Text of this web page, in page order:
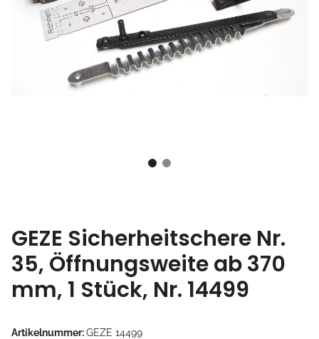
GEZE Sicherheitschere Nr.
35, Öffnungsweite ab 370
mm, 1 Stück, Nr. 14499
Artikelnummer:GEZE 14499